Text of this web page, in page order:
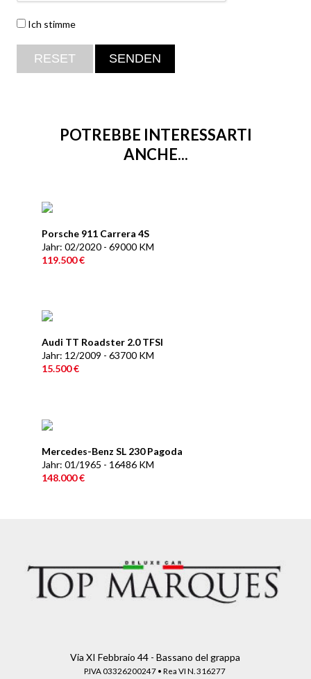
Ich stimme
POTREBBE INTERESSARTI
ANCHE...
Porsche 911 Carrera 4S
Jahr: 02/2020 - 69000 KM
119.500 €
Audi TT Roadster 2.0 TFSI
Jahr: 12/2009 - 63700 KM
15.500 €
Mercedes-Benz SL 230 Pagoda
Jahr: 01/1965 - 16486 KM
148.000 €
Via XI Febbraio 44 - Bassano del grappa
P.IVA 03326200247 • Rea VI N. 316277